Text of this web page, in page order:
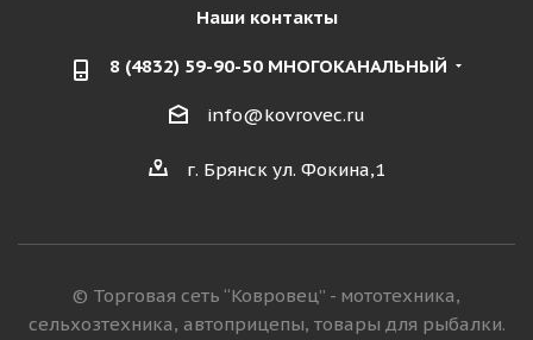
Наши контакты
8 (4832) 59-90-50 МНОГОКАНАЛЬНЫЙ
info@kovrovec.ru
г. Брянск ул. Фокина,1
© Торговая сеть “Ковровец” - мототехника,
сельхозтехника, автоприцепы, товары для рыбалки.